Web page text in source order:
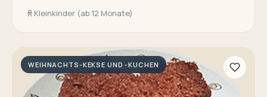
Kleinkinder (ab 12 Monate)
WEIHNACHTS-KEKSE UND -KUCHEN